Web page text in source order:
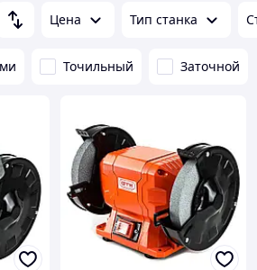
Цена Тип станка
Точильный Заточной